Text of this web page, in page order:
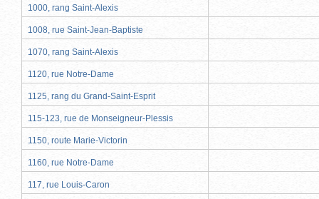
1000, rang Saint-Alexis
1008, rue Saint-Jean-Baptiste
1070, rang Saint-Alexis
1120, rue Notre-Dame
1125, rang du Grand-Saint-Esprit
115-123, rue de Monseigneur-Plessis
1150, route Marie-Victorin
1160, rue Notre-Dame
117, rue Louis-Caron